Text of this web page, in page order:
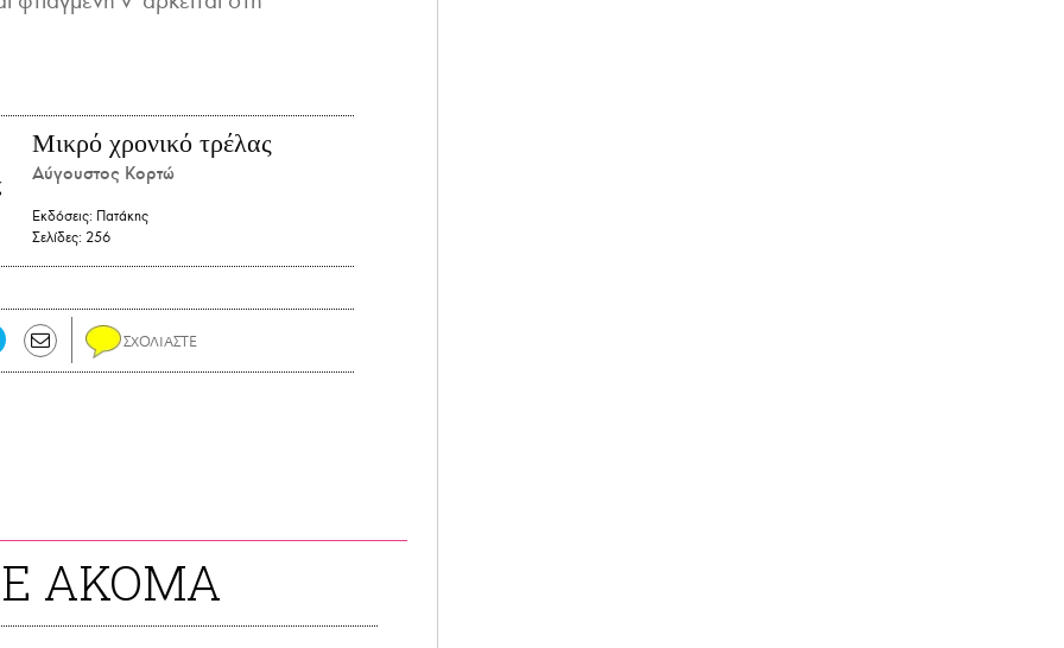
Μικρό χρονικό τρέλας
Αύγουστος Κορτώ
Εκδόσεις: Πατάκης
Σελίδες: 256
ΑΚΟΜΑ